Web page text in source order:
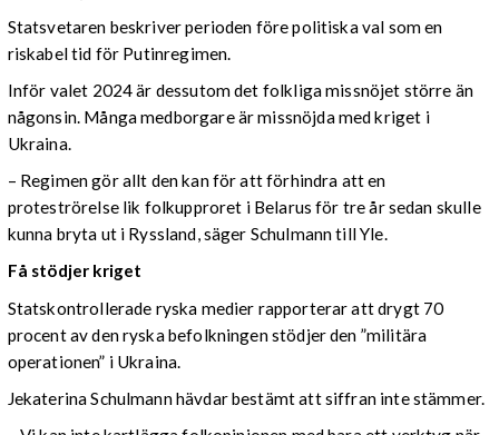
Statsvetaren beskriver perioden före politiska val som en
riskabel tid för Putinregimen.
Inför valet 2024 är dessutom det folkliga missnöjet större än
någonsin. Många medborgare är missnöjda med kriget i
Ukraina.
– Regimen gör allt den kan för att förhindra att en
proteströrelse lik folkupproret i Belarus för tre år sedan skulle
kunna bryta ut i Ryssland, säger Schulmann till Yle.
Få stödjer kriget
Statskontrollerade ryska medier rapporterar att drygt 70
procent av den ryska befolkningen stödjer den ”militära
operationen” i Ukraina.
Jekaterina Schulmann hävdar bestämt att siffran inte stämmer.